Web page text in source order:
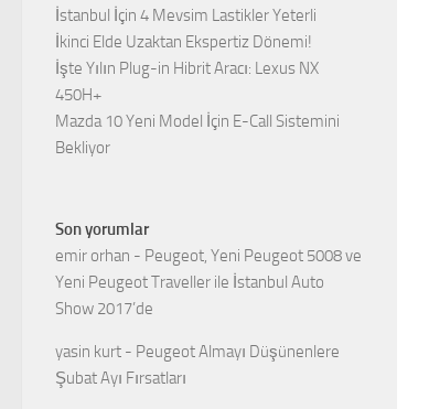
İstanbul İçin 4 Mevsim Lastikler Yeterli
İkinci Elde Uzaktan Ekspertiz Dönemi!
İşte Yılın Plug-in Hibrit Aracı: Lexus NX
450H+
Mazda 10 Yeni Model İçin E-Call Sistemini
Bekliyor
Son yorumlar
emir orhan - Peugeot, Yeni Peugeot 5008 ve
Yeni Peugeot Traveller ile İstanbul Auto
Show 2017’de
yasin kurt - Peugeot Almayı Düşünenlere
Şubat Ayı Fırsatları